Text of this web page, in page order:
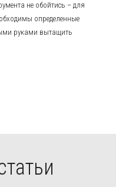
не обойтись – для
определенные
руками вытащить